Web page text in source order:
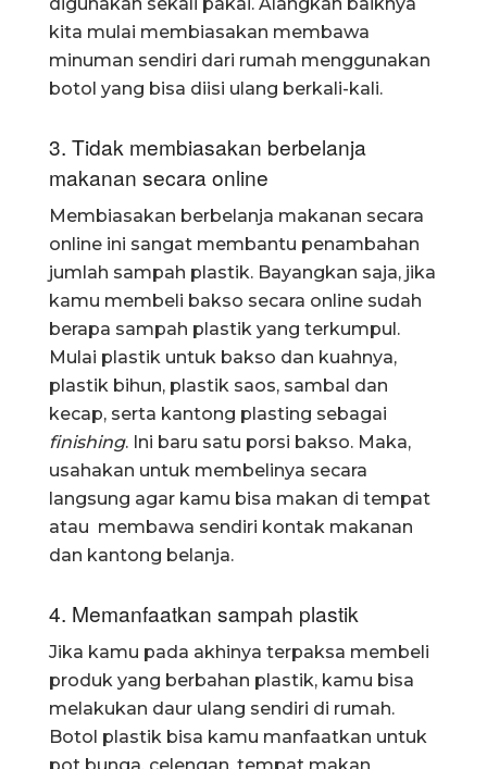
kita mulai membiasakan membawa
minuman sendiri dari rumah menggunakan
botol yang bisa diisi ulang berkali-kali.
3. Tidak membiasakan berbelanja
makanan secara online
Membiasakan berbelanja makanan secara
online ini sangat membantu penambahan
jumlah sampah plastik. Bayangkan saja, jika
kamu membeli bakso secara online sudah
berapa sampah plastik yang terkumpul.
Mulai plastik untuk bakso dan kuahnya,
plastik bihun, plastik saos, sambal dan
kecap, serta kantong plasting sebagai
finishing. Ini baru satu porsi bakso. Maka,
usahakan untuk membelinya secara
langsung agar kamu bisa makan di tempat
atau membawa sendiri kontak makanan
dan kantong belanja.
4. Memanfaatkan sampah plastik
Jika kamu pada akhinya terpaksa membeli
produk yang berbahan plastik, kamu bisa
melakukan daur ulang sendiri di rumah.
Botol plastik bisa kamu manfaatkan untuk